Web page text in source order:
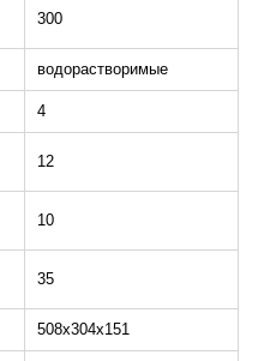
300
водорастворимые
4
12
10
35
508x304x151